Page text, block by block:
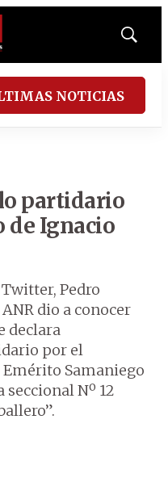
Mostrar
NOTICIAS
partidario
Ignacio
Pedro
dio a conocer
declara
por el
Samaniego
Nº 12